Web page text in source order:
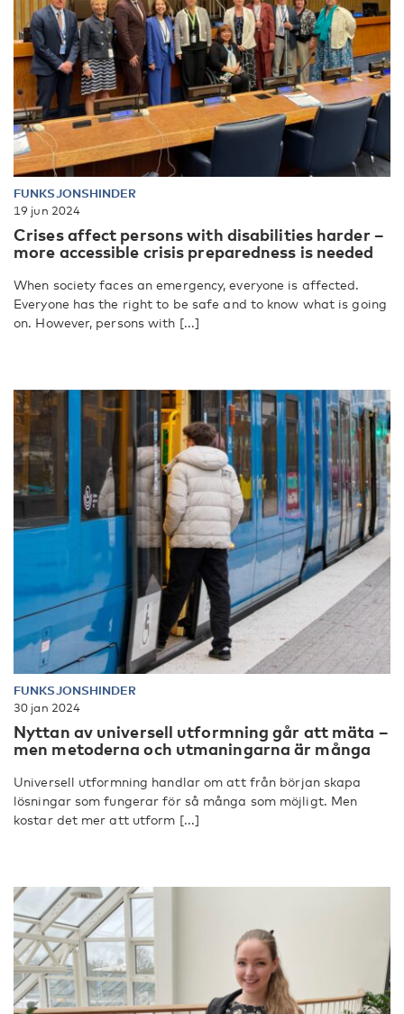
FUNKSJONSHINDER
19 jun 2024
Crises affect persons with disabilities harder –
more accessible crisis preparedness is needed
When society faces an emergency, everyone is affected.
Everyone has the right to be safe and to know what is going
on. However, persons with [...]
FUNKSJONSHINDER
30 jan 2024
Nyttan av universell utformning går att mäta –
men metoderna och utmaningarna är många
Universell utformning handlar om att från början skapa
lösningar som fungerar för så många som möjligt. Men
kostar det mer att utform [...]